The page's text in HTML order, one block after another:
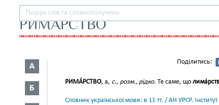
РИМАРСТВО
А
Б
Поділитись:
РИМА́РСТВО, а, с., розм., рідко. Те саме, що
Словник української мови: в 11 тт. / АН УРСР.